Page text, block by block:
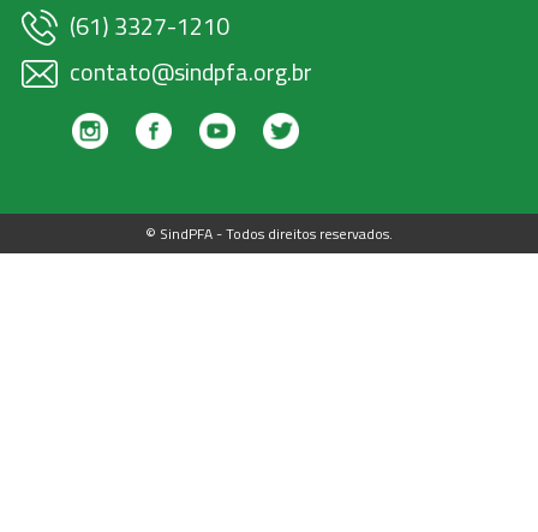
(61) 3327-1210
contato@sindpfa.org.br
© SindPFA - Todos direitos reservados.